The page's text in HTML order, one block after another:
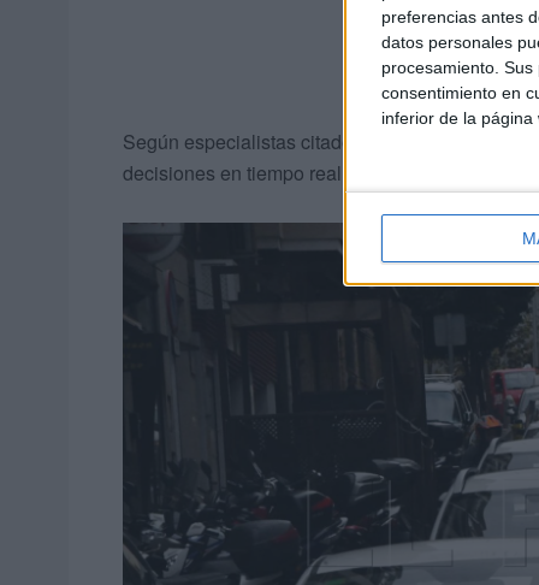
preferencias antes
datos personales
procesamiento.
consentimiento en
inferior de la página
Según especialistas citados por
decisiones en tiempo real, más allá de la simple